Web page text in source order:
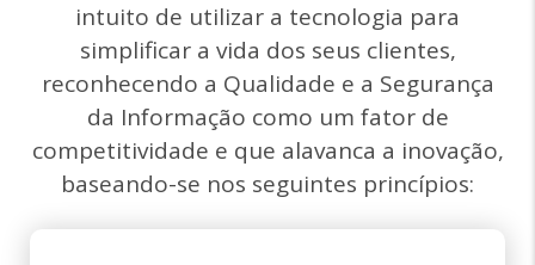
intuito de utilizar a tecnologia para
simplificar a vida dos seus clientes,
reconhecendo a Qualidade e a Segurança
da Informação como um fator de
competitividade e que alavanca a inovação,
baseando-se nos seguintes princípios: